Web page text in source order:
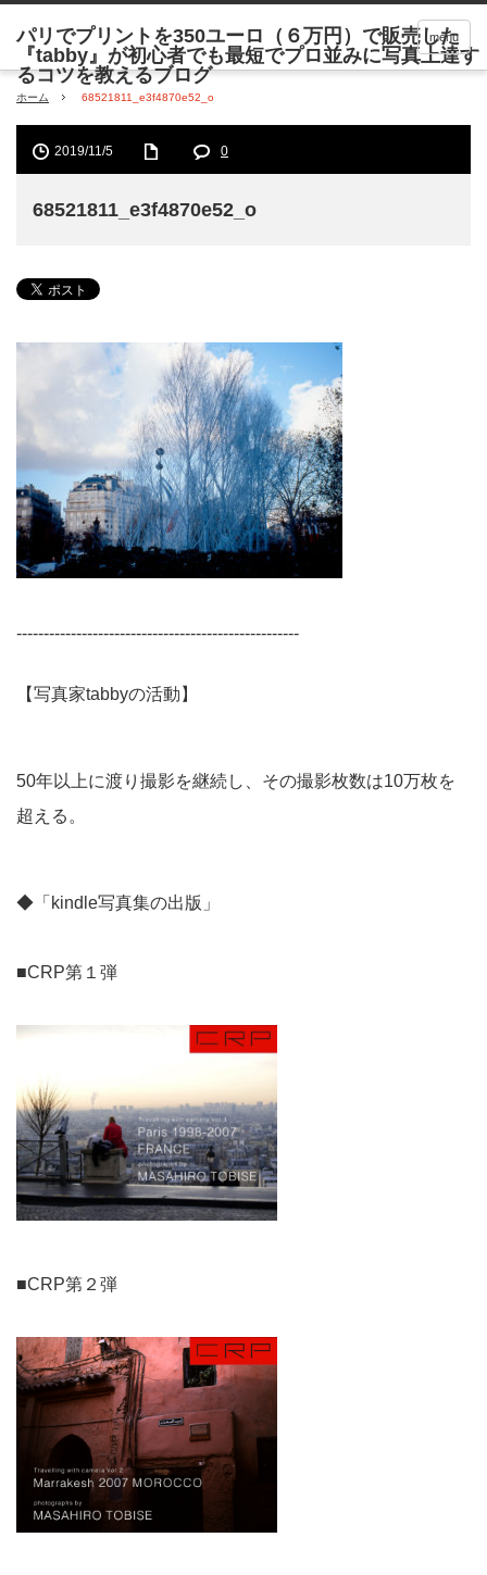
menu
ホーム 68521811_e3f4870e52_o
2019/11/5 0
68521811_e3f4870e52_o
----------------------------------------------------
【写真家tabbyの活動】
50年以上に渡り撮影を継続し、その撮影枚数は10万枚を
超える。
◆「kindle写真集の出版」
■CRP第１弾
■CRP第２弾